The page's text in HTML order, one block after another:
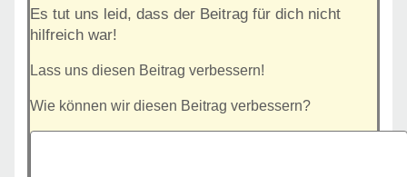
Es tut uns leid, dass der Beitrag für dich nicht
hilfreich war!
Lass uns diesen Beitrag verbessern!
Wie können wir diesen Beitrag verbessern?